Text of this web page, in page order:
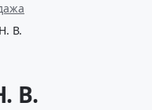
В.
В.